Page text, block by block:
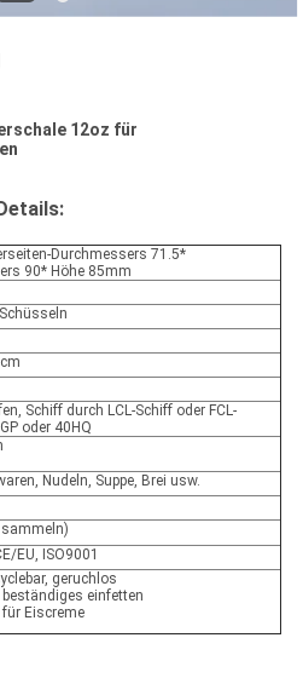
12oz für
Durchmessers 71.5*
90* Höhe 85mm
Schiff durch LCL-Schiff oder FCL-
oder 40HQ
Nudeln, Suppe, Brei usw.
sammeln)
EU, ISO9001
geruchlos
beständiges einfetten
Eiscreme